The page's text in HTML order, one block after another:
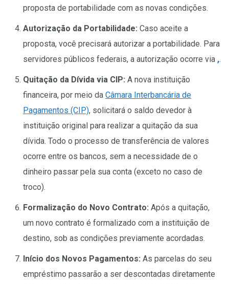
proposta de portabilidade com as novas condições.
Autorização da Portabilidade: Caso aceite a
proposta, você precisará autorizar a portabilidade. Para
servidores públicos federais, a autorização ocorre via ,.
Quitação da Dívida via CIP: A nova instituição
financeira, por meio da Câmara Interbancária de
Pagamentos (CIP), solicitará o saldo devedor à
instituição original para realizar a quitação da sua
dívida. Todo o processo de transferência de valores
ocorre entre os bancos, sem a necessidade de o
dinheiro passar pela sua conta (exceto no caso de
troco).
Formalização do Novo Contrato: Após a quitação,
um novo contrato é formalizado com a instituição de
destino, sob as condições previamente acordadas.
Início dos Novos Pagamentos: As parcelas do seu
empréstimo passarão a ser descontadas diretamente